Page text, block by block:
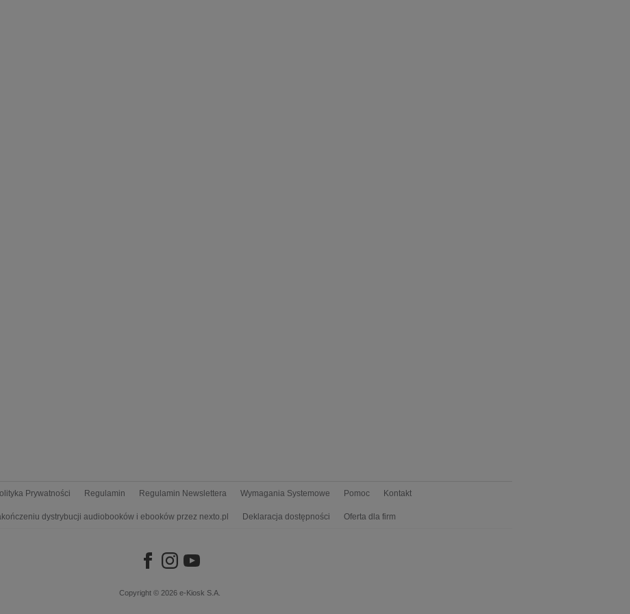
Prywatności Regulamin Regulamin Newslettera Wymagania Systemowe Pomoc Kontakt
dystrybucji audiobooków i ebooków przez nexto.pl Deklaracja dostępności Oferta dla firm
Copyright © 2026 e-Kiosk S.A.